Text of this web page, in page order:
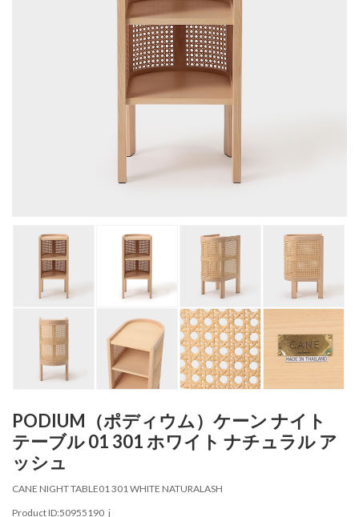
PODIUM（ポディウム）ケーン ナイト
テーブル 01 301 ホワイト ナチュラル ア
ッシュ
CANE NIGHT TABLE01 301 WHITE NATURALASH
Product ID:50955190_j